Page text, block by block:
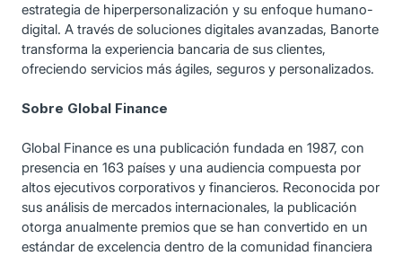
estrategia de hiperpersonalización y su enfoque humano-
digital. A través de soluciones digitales avanzadas, Banorte
transforma la experiencia bancaria de sus clientes,
ofreciendo servicios más ágiles, seguros y personalizados.
Sobre Global Finance
Global Finance es una publicación fundada en 1987, con
presencia en 163 países y una audiencia compuesta por
altos ejecutivos corporativos y financieros. Reconocida por
sus análisis de mercados internacionales, la publicación
otorga anualmente premios que se han convertido en un
estándar de excelencia dentro de la comunidad financiera